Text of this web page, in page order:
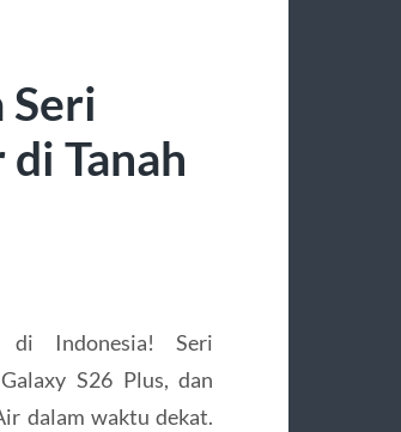
Seri
Tanah
di Indonesia! Seri
S26 Plus, dan
dalam waktu dekat.